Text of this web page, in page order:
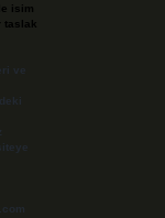
isim
taslak
ve